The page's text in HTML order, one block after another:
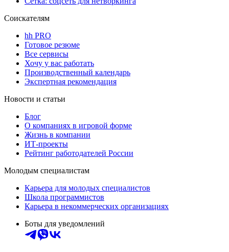
Соискателям
hh PRO
Готовое резюме
Все сервисы
Хочу у вас работать
Производственный календарь
Экспертная рекомендация
Новости и статьи
Блог
О компаниях в игровой форме
Жизнь в компании
ИТ-проекты
Рейтинг работодателей России
Молодым специалистам
Карьера для молодых специалистов
Школа программистов
Карьера в некоммерческих организациях
Боты для уведомлений